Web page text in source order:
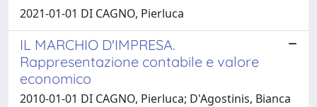
2021-01-01 DI CAGNO, Pierluca
IL MARCHIO D'IMPRESA.
Rappresentazione contabile e valore
economico
2010-01-01 DI CAGNO, Pierluca; D'Agostinis, Bianca